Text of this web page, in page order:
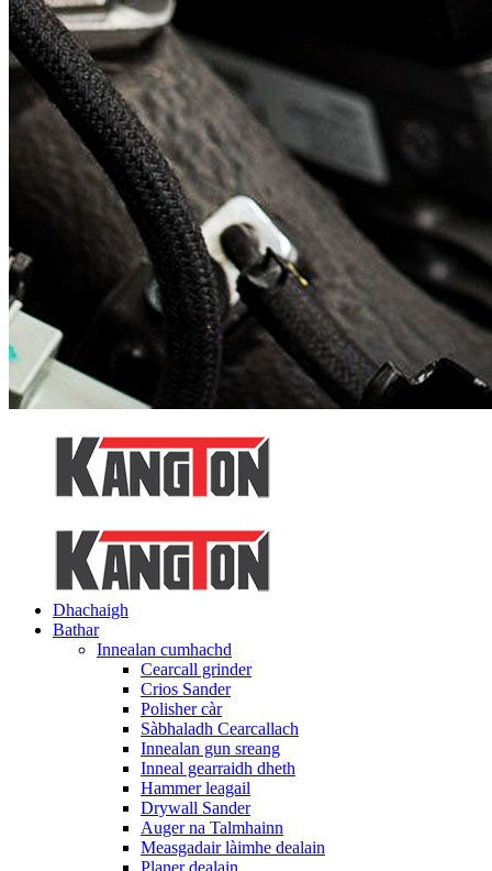
Dhachaigh
Bathar
Innealan cumhachd
Cearcall grinder
Crios Sander
Polisher càr
Sàbhaladh Cearcallach
Innealan gun sreang
Inneal gearraidh dheth
Hammer leagail
Drywall Sander
Auger na Talmhainn
Measgadair làimhe dealain
Planer dealain